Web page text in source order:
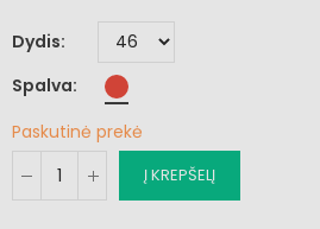
Dydis
Spalva
Paskutinė prekė
Į KREPŠELĮ